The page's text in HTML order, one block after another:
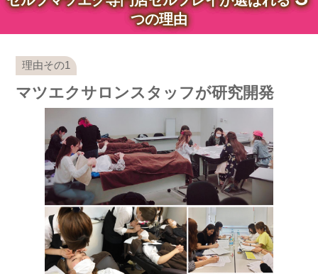
つの理由
マツエクサロンスタッフが研究開発